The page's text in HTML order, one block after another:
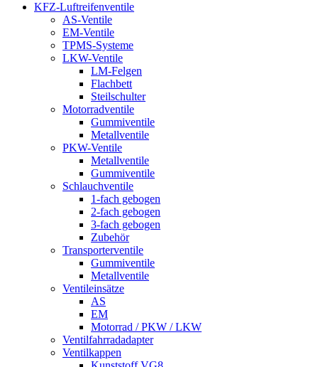
KFZ-Luftreifenventile
AS-Ventile
EM-Ventile
TPMS-Systeme
LKW-Ventile
LM-Felgen
Flachbett
Steilschulter
Motorradventile
Gummiventile
Metallventile
PKW-Ventile
Metallventile
Gummiventile
Schlauchventile
1-fach gebogen
2-fach gebogen
3-fach gebogen
Zubehör
Transporterventile
Gummiventile
Metallventile
Ventileinsätze
AS
EM
Motorrad / PKW / LKW
Ventilfahrradadapter
Ventilkappen